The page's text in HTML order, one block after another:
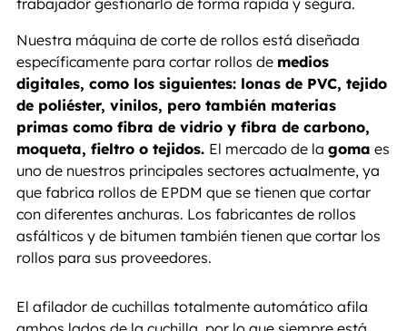
trabajador gestionarlo de forma rápida y segura.
Nuestra máquina de corte de rollos está diseñada
específicamente para cortar rollos de medios
digitales, como los siguientes: lonas de PVC, tejido
de poliéster, vinilos, pero también materias
primas como fibra de vidrio y fibra de carbono,
moqueta, fieltro o tejidos. El mercado de la goma es
uno de nuestros principales sectores actualmente, ya
que fabrica rollos de EPDM que se tienen que cortar
con diferentes anchuras. Los fabricantes de rollos
asfálticos y de bitumen también tienen que cortar los
rollos para sus proveedores.
​El afilador de cuchillas totalmente automático afila